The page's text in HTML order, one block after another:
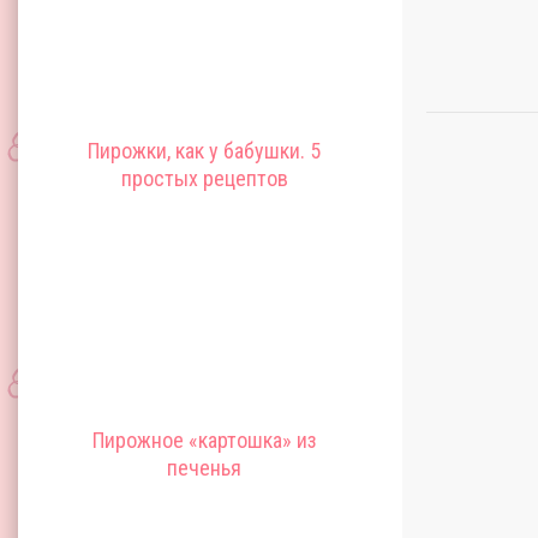
Пирожки, как у бабушки. 5
простых рецептов
Пирожное «картошка» из
печенья